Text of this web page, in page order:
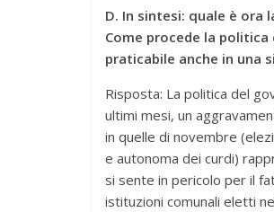
D. In sintesi: quale è ora
Come procede la politica
praticabile anche in una
Risposta: La politica del
ultimi mesi, un
in quelle di novembre
e autonoma dei curdi)
si sente in pericolo per il
istituzioni comunali eletti